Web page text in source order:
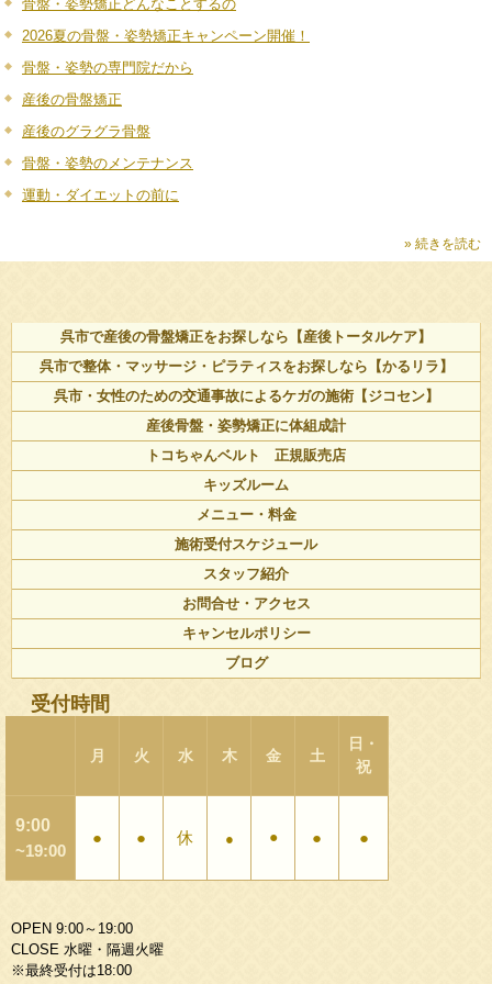
骨盤・姿勢矯正どんなことするの
2026夏の骨盤・姿勢矯正キャンペーン開催！
骨盤・姿勢の専門院だから
産後の骨盤矯正
産後のグラグラ骨盤
骨盤・姿勢のメンテナンス
運動・ダイエットの前に
» 続きを読む
呉市で産後の骨盤矯正をお探しなら【産後トータルケア】
呉市で整体・マッサージ・ピラティスをお探しなら【かるリラ】
呉市・女性のための交通事故によるケガの施術【ジコセン】
産後骨盤・姿勢矯正に体組成計
トコちゃんベルト 正規販売店
キッズルーム
メニュー・料金
施術受付スケジュール
スタッフ紹介
お問合せ・アクセス
キャンセルポリシー
ブログ
受付時間
月 火 水 木 金 土
日・
祝
9:00
~19:00
● ● 休 ● ● ● ●
OPEN 9:00～19:00
CLOSE 水曜・隔週火曜
※最終受付は18:00